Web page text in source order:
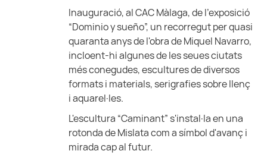
Inauguració, al CAC Màlaga, de l'exposició
“Dominio y sueño”, un recorregut per quasi
quaranta anys de l'obra de Miquel Navarro,
incloent-hi algunes de les seues ciutats
més conegudes, escultures de diversos
formats i materials, serigrafies sobre llenç
i aquarel·les.
L'escultura “Caminant” s'instal·la en una
rotonda de Mislata com a símbol d'avanç i
mirada cap al futur.